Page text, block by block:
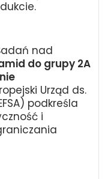
nad
do grupy 2A
Urząd ds.
podkreśla
i